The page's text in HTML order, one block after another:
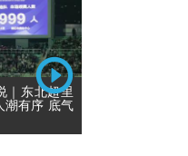
｜东北超里
潮有序 底气